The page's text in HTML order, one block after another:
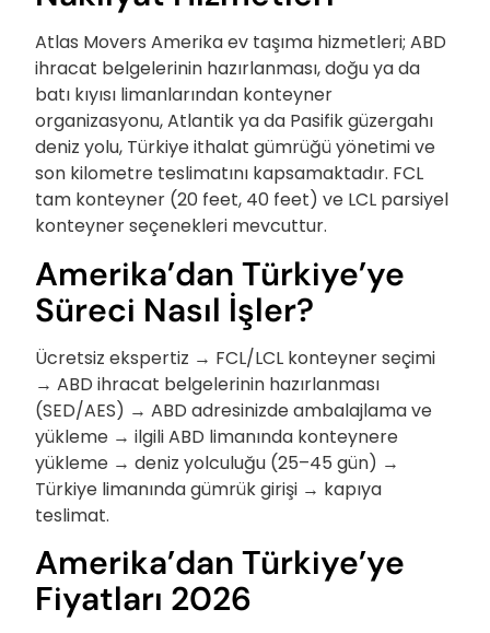
Atlas Movers Amerika ev taşıma hizmetleri; ABD
ihracat belgelerinin hazırlanması, doğu ya da
batı kıyısı limanlarından konteyner
organizasyonu, Atlantik ya da Pasifik güzergahı
deniz yolu, Türkiye ithalat gümrüğü yönetimi ve
son kilometre teslimatını kapsamaktadır. FCL
tam konteyner (20 feet, 40 feet) ve LCL parsiyel
konteyner seçenekleri mevcuttur.
Amerika’dan Türkiye’ye
Süreci Nasıl İşler?
Ücretsiz ekspertiz → FCL/LCL konteyner seçimi
→ ABD ihracat belgelerinin hazırlanması
(SED/AES) → ABD adresinizde ambalajlama ve
yükleme → ilgili ABD limanında konteynere
yükleme → deniz yolculuğu (25–45 gün) →
Türkiye limanında gümrük girişi → kapıya
teslimat.
Amerika’dan Türkiye’ye
Fiyatları 2026